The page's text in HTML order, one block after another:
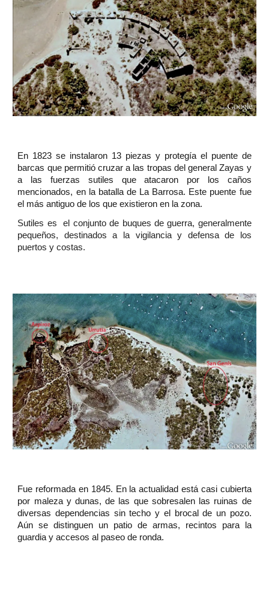
En 1823 se instalaron 13 piezas y protegía el puente de
barcas que permitió cruzar a las tropas del general Zayas y
a las fuerzas sutiles que atacaron por los caños
mencionados, en la batalla de La Barrosa. Este puente fue
el más antiguo de los que existieron en la zona.
Sutiles es el conjunto de buques de guerra, generalmente
pequeños, destinados a la vigilancia y defensa de los
puertos y costas.
Fue reformada en 1845. En la actualidad está casi cubierta
por maleza y dunas, de las que sobresalen las ruinas de
diversas dependencias sin techo y el brocal de un pozo.
Aún se distinguen un patio de armas, recintos para la
guardia y accesos al paseo de ronda.